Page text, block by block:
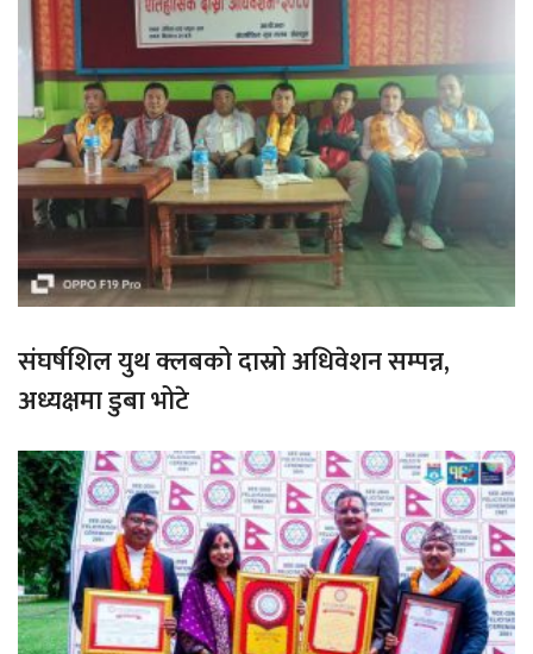
संघर्षशिल युथ क्लबको दास्रो अधिवेशन सम्पन्न,
अध्यक्षमा डुबा भोटे